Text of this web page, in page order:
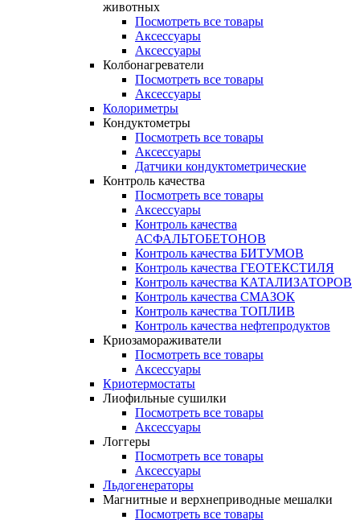
животных
Посмотреть все товары
Аксессуары
Аксессуары
Колбонагреватели
Посмотреть все товары
Аксессуары
Колориметры
Кондуктометры
Посмотреть все товары
Аксессуары
Датчики кондуктометрические
Контроль качества
Посмотреть все товары
Аксессуары
Контроль качества
АСФАЛЬТОБЕТОНОВ
Контроль качества БИТУМОВ
Контроль качества ГЕОТЕКСТИЛЯ
Контроль качества КАТАЛИЗАТОРОВ
Контроль качества СМАЗОК
Контроль качества ТОПЛИВ
Контроль качества нефтепродуктов
Криозамораживатели
Посмотреть все товары
Аксессуары
Криотермостаты
Лиофильные сушилки
Посмотреть все товары
Аксессуары
Логгеры
Посмотреть все товары
Аксессуары
Льдогенераторы
Магнитные и верхнеприводные мешалки
Посмотреть все товары